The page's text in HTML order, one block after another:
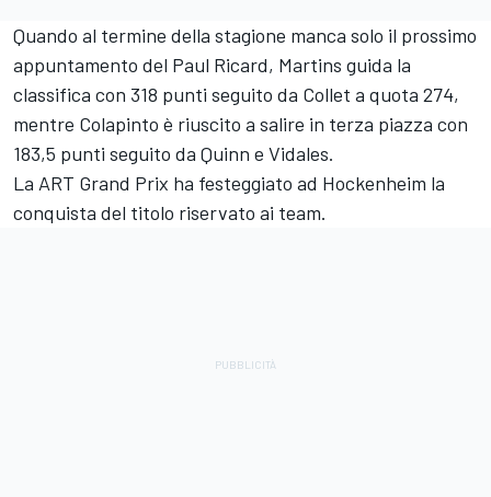
Quando al termine della stagione manca solo il prossimo
appuntamento del Paul Ricard, Martins guida la
classifica con 318 punti seguito da Collet a quota 274,
mentre Colapinto è riuscito a salire in terza piazza con
183,5 punti seguito da Quinn e Vidales.
La ART Grand Prix ha festeggiato ad Hockenheim la
conquista del titolo riservato ai team.